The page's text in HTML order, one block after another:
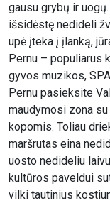
gausu grybų ir
išsidėstę nedideli
upė įteka į įlanką,
Pernu – populiarus
gyvos muzikos,
Pernu pasieksite
maudymosi zona
kopomis. Toliau
maršrutas eina
uosto nedideliu
kultūros paveldui
vilki tautinius